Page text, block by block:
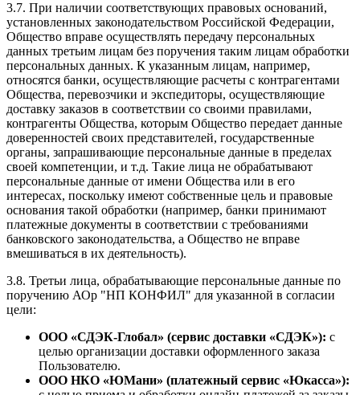
3.7. При наличии соответствующих правовых оснований,
установленных законодательством Российской Федерации,
Общество вправе осуществлять передачу персональных
данных третьим лицам без поручения таким лицам обработки
персональных данных. К указанным лицам, например,
относятся банки, осуществляющие расчеты с контрагентами
Общества, перевозчики и экспедиторы, осуществляющие
доставку заказов в соответствии со своими правилами,
контрагенты Общества, которым Общество передает данные
доверенностей своих представителей, государственные
органы, запрашивающие персональные данные в пределах
своей компетенции, и т.д. Такие лица не обрабатывают
персональные данные от имени Общества или в его
интересах, поскольку имеют собственные цель и правовые
основания такой обработки (например, банки принимают
платежные документы в соответствии с требованиями
банковского законодательства, а Общество не вправе
вмешиваться в их деятельность).
3.8. Третьи лица, обрабатывающие персональные данные по
поручению АОр "НП КОНФИЛ" для указанной в согласии
цели:
ООО «СДЭК-Глобал» (сервис доставки «СДЭК»): с
целью организации доставки оформленного заказа
Пользователю.
ООО НКО «ЮМани» (платежный сервис «Юкасса»):